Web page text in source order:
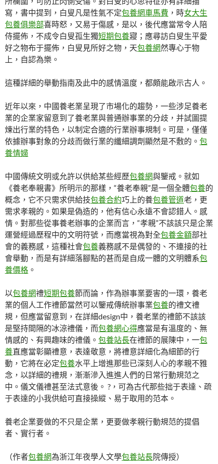
寫，書中提到，白叟凡是性氣不定包養網車馬費 ，時女大生
包養俱樂部喜時怒，又易于傷感，是以，後代應當常令人陪
侍擺佈，不成令白叟孤生獨短期包養寢；應尋訪白叟生平愛
好之物布于擺佈，白叟見所好之物，天包養網然專心于物
上，自認為樂。
這種詳細的舉動指南及此中的感情溫度，都頗能啟示古人。
近年以來，中國養老業呈現了市場化的趨勢，一些涉足養老
業的企業家留意到了養老業與普通辦事業的分歧，并試圖提
煉出行業的特色，以制定合適的行業辦事規制。可是，僅僅
依據辦事對象的分歧而做行業的纖細調劑顯然是不敷的。 包
養情婦
中國傳統文明或允許以供給某些經歷包養網與鑒戒。就如
《養老奉親書》所明示的那樣，“養老奉親”是一個全體包養的
概念，它不只需求供給技包養合約巧上的養包養管道老，更
需求孝親的。如果是偽造的，他有信心永遠不會認錯人。感
情。對那些從事養老辦事的企業而言，“孝親”不該該只是企業
運營經過歷程中的文明符號，而應當視為對全包養金額部社
會的義務感，這種社會包養義務感不是偶發的、不連接的社
會舉動，而是有詳細落腳點的甚而是自成一體的文明體系包
養價格 。
以包養網禮短期包養節而論，作為辦事業要害的一環，養老
業的個人工作禮節當然可以鑒戒傳統辦事業包養的禮文禮
規，但應當留意到，在詳細design中，養老業的禮節不該該
是堅持間隔的冰涼禮儀，而包養網心得應當是有溫度的、無
情感的、有興趣味的禮儀。 包養站長在禮節的展陳中，一包
養直應當彰顯禮意，表達敬意，將禮意詳細化為細節的行
動，它將在必定包養水平上增進那些已深刻人心的孝親不雅
念，以詳細的禮規，漸漸滲入進進人們的日常行動規范之
中。儀文儀禮甚至法式意後。 ?，可為古代那些拙于表達、疏
于表達的小我供給可直接操縱、易于取用的范本。
養老企業要做的不只是企業，更要做孝親行動規范的提倡
者、實行者。
（作者包養網為浙江年夜學人文學包養站長院傳授）